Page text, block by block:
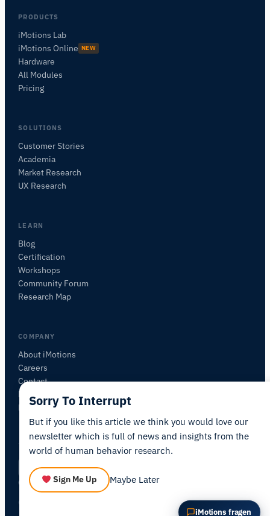
PRODUCTS
iMotions Lab
iMotions Online NEW
Hardware
All Modules
Pricing
SOLUTIONS
Customer Stories
Academia
Market Research
UX Research
LEARN
Blog
Certification
Workshops
Community Forum
Research Map
COMPANY
About iMotions
Careers
Contact
My iMotions
Newsletter
DE |Privacy Policy
Cookie Settings
© 2026 iMotions A/S. All rights reserved.
iMotions fragen
FRAGEN SIE ZU DIESEM ARTIKEL
Diesen Artikel zusammenfassen
Wie könnte ich das anwenden?
Sorry To Interrupt
But if you like this article we think you would love our
newsletter which is full of news and insights from the
world of human behavior research.
Sign Me Up Maybe Later